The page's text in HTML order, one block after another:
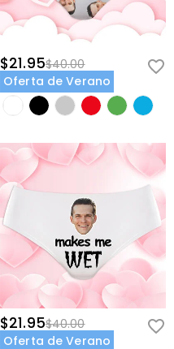
$21.95$40.00
Oferta de Verano
$21.95$40.00
Oferta de Verano